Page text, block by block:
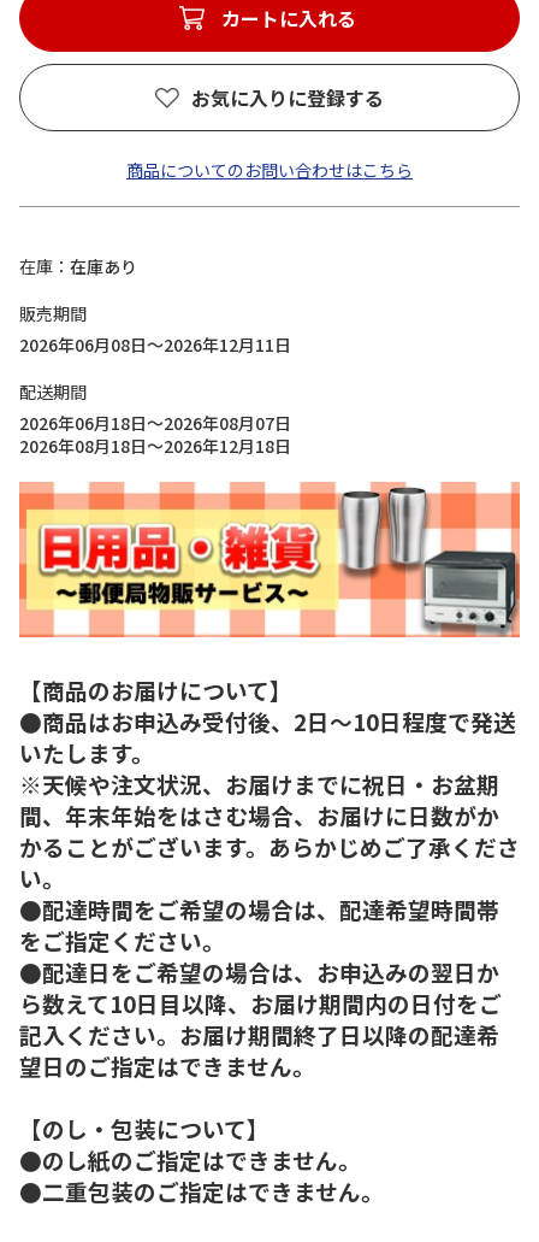
カートに入れる
お気に入りに登録する
商品についてのお問い合わせはこちら
在庫
在庫あり
販売期間
2026年06月08日～2026年12月11日
配送期間
2026年06月18日～2026年08月07日
2026年08月18日～2026年12月18日
【商品のお届けについて】
●商品はお申込み受付後、2日～10日程度で発送
いたします。
※天候や注文状況、お届けまでに祝日・お盆期
間、年末年始をはさむ場合、お届けに日数がか
かることがございます。あらかじめご了承くださ
い。
●配達時間をご希望の場合は、配達希望時間帯
をご指定ください。
●配達日をご希望の場合は、お申込みの翌日か
ら数えて10日目以降、お届け期間内の日付をご
記入ください。お届け期間終了日以降の配達希
望日のご指定はできません。
【のし・包装について】
●のし紙のご指定はできません。
●二重包装のご指定はできません。